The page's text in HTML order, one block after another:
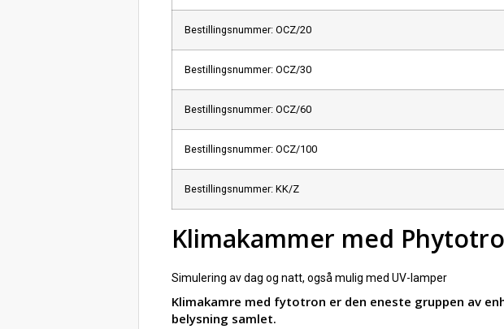
Bestillingsnummer: OCZ/20
Bestillingsnummer: OCZ/30
Bestillingsnummer: OCZ/60
Bestillingsnummer: OCZ/100
Bestillingsnummer: KK/Z
Klimakammer med
Simulering av dag og natt, også mulig med UV-lamper
Klimakamre med fytotron er den eneste gruppen av
belysning samlet.